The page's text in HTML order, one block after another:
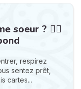
soeur ? ❤️‍🔥
respirez
sentez prêt,
cartes...